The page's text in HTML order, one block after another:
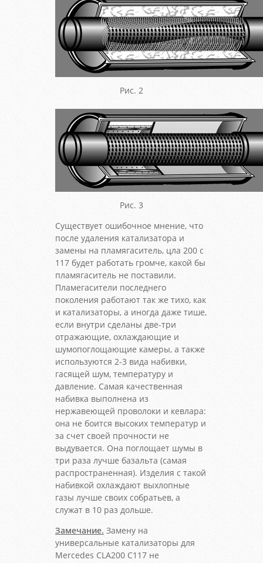
Рис. 2
Рис. 3
Существует ошибочное мнение, что
после удаления катализатора и
замены на пламягаситель, цла 200 с
117 будет работать громче, какой бы
пламягаситель не поставили.
Пламегасители последнего
поколения работают так же тихо, как
и катализаторы, а иногда даже тише,
если внутри сделаны две-три
отражающие, охлаждающие и
шумопоглощающие камеры, а также
используются 2-3 вида набивки,
гасящей шум, температуру и
давление. Самая качественная
набивка выполнена из
нержавеющей проволоки и кевлара:
она не боится высоких температур и
за счет своей прочности не
выдувается. Она поглощает шумы в
три раза лучше базальта (самая
распространенная). Изделия с такой
набивкой охлаждают выхлопные
газы лучше своих собратьев, а
служат в 10 раз дольше.
Замечание. Замену на
универсальные катализаторы для
Mercedes CLA200 C117 не